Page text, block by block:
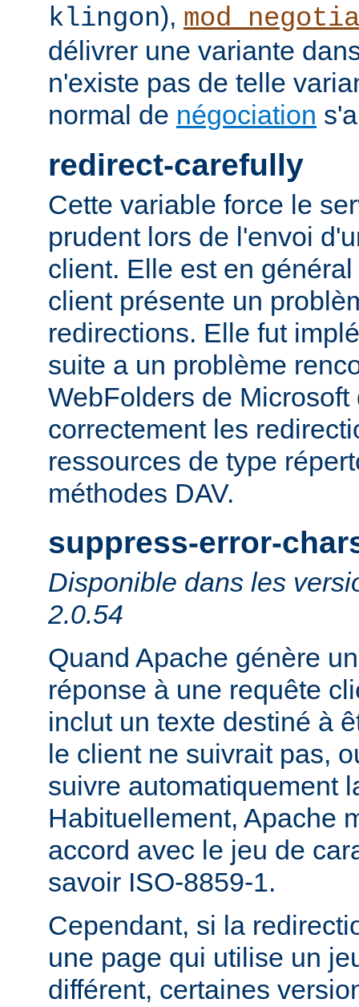
klingon),
délivrer une variante
n'existe pas de telle
normal de négociation
redirect-carefully
Cette variable force le
prudent lors de l'envoi
client. Elle est en
client présente un
redirections. Elle fut
suite a un problème
WebFolders de
correctement les
ressources de type
méthodes DAV.
suppress-error-
Disponible dans les
2.0.54
Quand Apache génère
réponse à une requête
inclut un texte destiné à
le client ne suivrait pas,
suivre automatiquement
Habituellement, Apache
accord avec le jeu de
savoir ISO-8859-1.
Cependant, si la
une page qui utilise un
différent, certaines